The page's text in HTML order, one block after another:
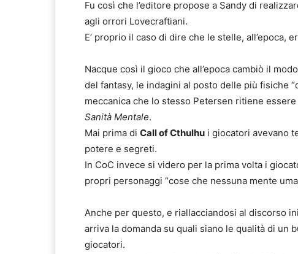
Fu così che l’editore propose a Sandy di
agli orrori Lovecraftiani.
E’ proprio il caso di dire che le stelle, all’epoca,
Nacque così il gioco che all’epoca cambiò il
del fantasy, le indagini al posto delle più fisiche
meccanica che lo stesso Petersen ritiene
Sanità Mentale.
Mai prima di Call of Cthulhu i giocatori avevano
potere e segreti.
In CoC invece si videro per la prima volta i
propri personaggi “cose che nessuna mente
Anche per questo, e riallacciandosi al discorso
arriva la domanda su quali siano le qualità di un
giocatori.